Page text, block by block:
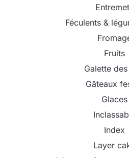
Féculents &
Fruits
Galette
Gâteaux
Glaces
Index
Layer